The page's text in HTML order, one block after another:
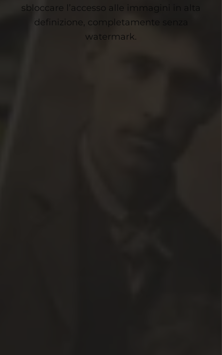
sbloccare l’accesso alle immagini in alta
definizione, completamente senza
watermark.